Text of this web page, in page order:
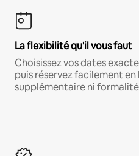
La flexibilité qu'il vous faut
Choisissez vos dates
puis réservez facilement
supplémentaire ni